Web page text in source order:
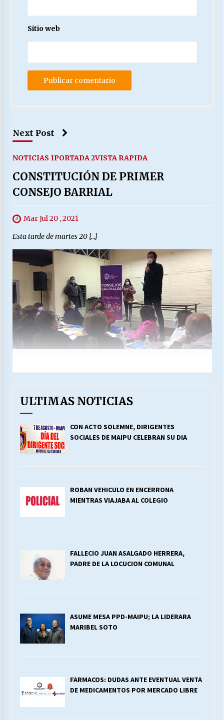
Sitio web
Next Post
NOTICIAS 1PORTADA 2VISTA RAPIDA
CONSTITUCIÓN DE PRIMER
CONSEJO BARRIAL
Mar Jul 20 , 2021
Esta tarde de martes 20 […]
ULTIMAS NOTICIAS
CON ACTO SOLEMNE, DIRIGENTES
SOCIALES DE MAIPU CELEBRAN SU DIA
ROBAN VEHICULO EN ENCERRONA
MIENTRAS VIAJABA AL COLEGIO
FALLECIO JUAN ASALGADO HERRERA,
PADRE DE LA LOCUCION COMUNAL
ASUME MESA PPD-MAIPU; LA LIDERARA
MARIBEL SOTO
FARMACOS: DUDAS ANTE EVENTUAL VENTA
DE MEDICAMENTOS POR MERCADO LIBRE